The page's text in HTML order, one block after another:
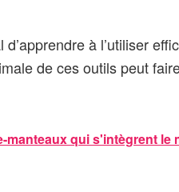
à l’utiliser
de ces outils peut
qui s'intègrent le